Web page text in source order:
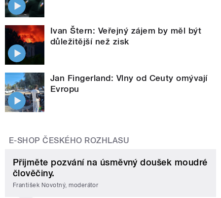
Ivan Štern: Veřejný zájem by měl být
důležitější než zisk
Jan Fingerland: Vlny od Ceuty omývají
Evropu
E-SHOP ČESKÉHO ROZHLASU
Přijměte pozvání na úsměvný doušek moudré
člověčiny.
František Novotný, moderátor